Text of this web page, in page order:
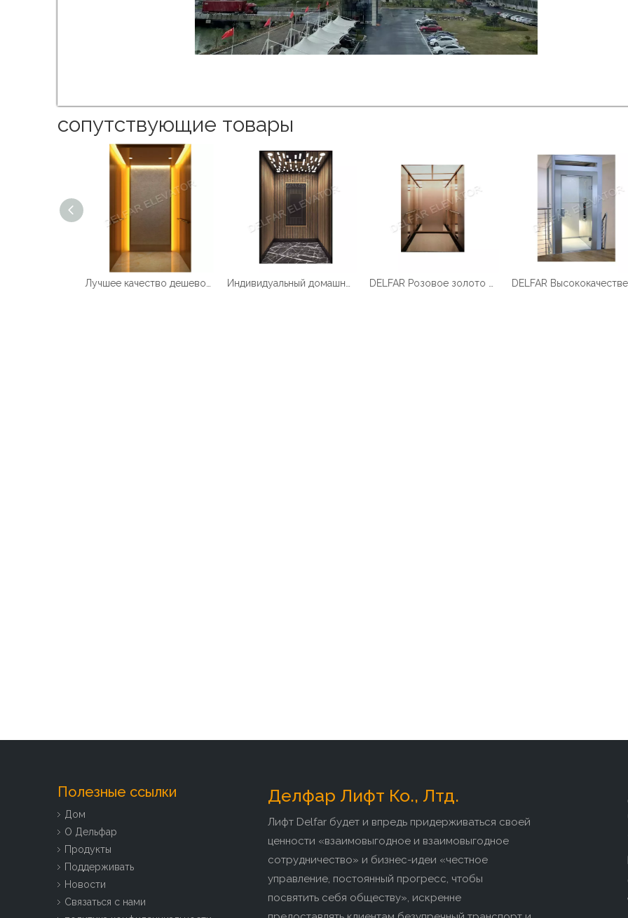
сопутствующие товары
Полезные ссылки
Дом
О Дельфар
Продукты
Поддерживать
Новости
Связаться с нами
Делфар Лифт Ко., Лтд.
Лифт Delfar будет и впредь придерживаться своей
ценности «взаимовыгодное и взаимовыгодное
сотрудничество» и бизнес-идеи «честное
управление, постоянный прогресс, чтобы
посвятить себя обществу», искренне